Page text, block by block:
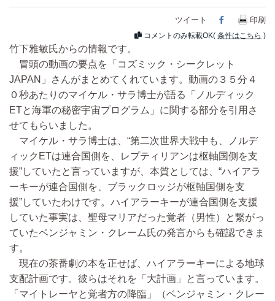
ツイート Facebook
印刷
コメントのみ転載OK( 条件はこちら )
竹下雅敏氏からの情報です。
冒頭の動画の要点を「コズミック・シークレット
JAPAN」さんがまとめてくれています。動画の３５分４
０秒あたりのマイケル・サラ博士が語る「ノルディック
ETと海軍の秘密宇宙プログラム」に関する部分を引用さ
せてもらいました。
マイケル・サラ博士は、“第二次世界大戦中も、ノルデ
ィックETは連合国側を、レプティリアンは枢軸国側を支
援”していたと言っていますが、本質としては、“ハイアラ
ーキーが連合国側を、ブラックロッジが枢軸国側を支
援”していたわけです。ハイアラーキーが連合国側を支援
していた事実は、聖母マリアだった覚者（男性）と繋がっ
ていたベンジャミン・クレーム氏の発言からも確認できま
す。
現在の茶番劇の本を正せば、ハイアラーキーによる地球
支配計画です。彼らはそれを「大計画」と言っています。
「マイトレーヤと覚者方の降臨」（ベンジャミン・クレー